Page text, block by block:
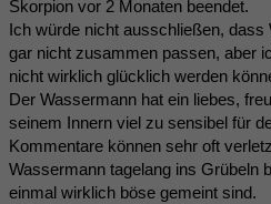
Skorpion vor 2 Monaten beendet.
Ich würde nicht ausschließen,
gar nicht zusammen passen, aber
nicht wirklich glücklich werden
Der Wassermann hat ein liebes,
seinem Innern viel zu sensibel für
Kommentare können sehr oft
Wassermann tagelang ins Grübeln
einmal wirklich böse gemeint sind.